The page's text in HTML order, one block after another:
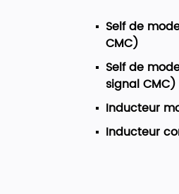
Self de
CMC)
Self de
signal CMC)
Inducteur
Inducteur